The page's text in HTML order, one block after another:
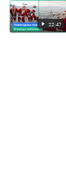
22:47